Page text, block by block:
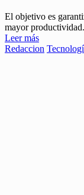
El objetivo es
mayor productividad.
Leer más
Redaccion